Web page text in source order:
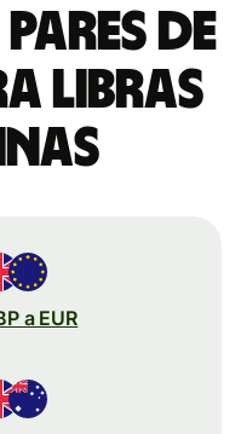
de
libras
a EUR